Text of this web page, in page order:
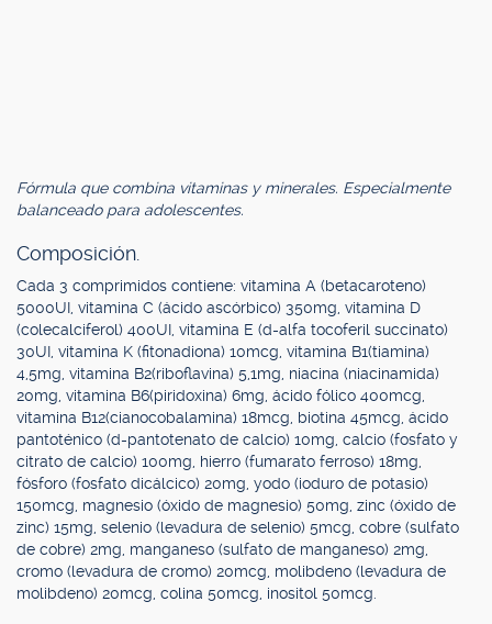
Fórmula que combina vitaminas y minerales. Especialmente
balanceado para adolescentes.
Composición.
Cada 3 comprimidos contiene: vitamina A (betacaroteno)
5000UI, vitamina C (ácido ascórbico) 350mg, vitamina D
(colecalciferol) 400UI, vitamina E (d-alfa tocoferil succinato)
30UI, vitamina K (fitonadiona) 10mcg, vitamina B1(tiamina)
4,5mg, vitamina B2(riboflavina) 5,1mg, niacina (niacinamida)
20mg, vitamina B6(piridoxina) 6mg, ácido fólico 400mcg,
vitamina B12(cianocobalamina) 18mcg, biotina 45mcg, ácido
pantoténico (d-pantotenato de calcio) 10mg, calcio (fosfato y
citrato de calcio) 100mg, hierro (fumarato ferroso) 18mg,
fósforo (fosfato dicálcico) 20mg, yodo (ioduro de potasio)
150mcg, magnesio (óxido de magnesio) 50mg, zinc (óxido de
zinc) 15mg, selenio (levadura de selenio) 5mcg, cobre (sulfato
de cobre) 2mg, manganeso (sulfato de manganeso) 2mg,
cromo (levadura de cromo) 20mcg, molibdeno (levadura de
molibdeno) 20mcg, colina 50mcg, inositol 50mcg.